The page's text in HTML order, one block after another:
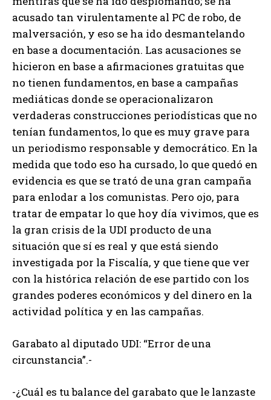
acusado tan virulentamente al PC de robo, de
malversación, y eso se ha ido desmantelando
en base a documentación. Las acusaciones se
hicieron en base a afirmaciones gratuitas que
no tienen fundamentos, en base a campañas
mediáticas donde se operacionalizaron
verdaderas construcciones periodísticas que no
tenían fundamentos, lo que es muy grave para
un periodismo responsable y democrático. En la
medida que todo eso ha cursado, lo que quedó en
evidencia es que se trató de una gran campaña
para enlodar a los comunistas. Pero ojo, para
tratar de empatar lo que hoy día vivimos, que es
la gran crisis de la UDI producto de una
situación que sí es real y que está siendo
investigada por la Fiscalía, y que tiene que ver
con la histórica relación de ese partido con los
grandes poderes económicos y del dinero en la
actividad política y en las campañas.
Garabato al diputado UDI: “Error de una
circunstancia”.-
-¿Cuál es tu balance del garabato que le lanzaste